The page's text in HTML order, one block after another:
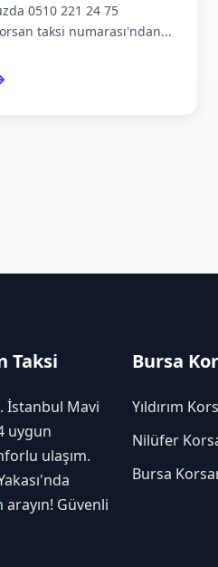
0510 221 24 75
taksi numarası'ndan...
Taksi
İstanbul Mavi
uygun
ulaşım.
Güvenli
Bursa
Yıldırım
Nilüfer
Bursa